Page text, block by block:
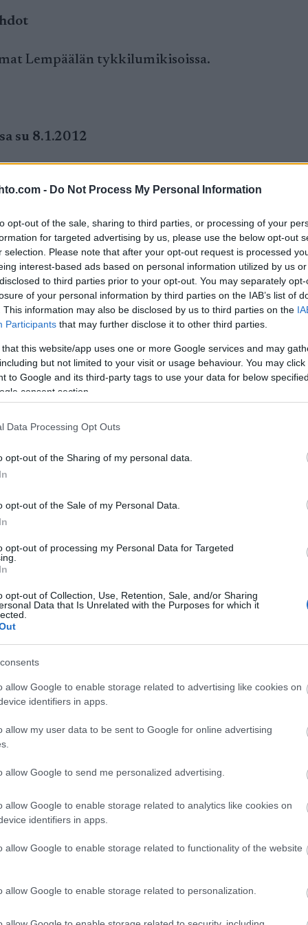
- Do Not Process My Personal Information
opt-out of the sale, sharing to third parties, or processing of your
for targeted advertising by us, please use the below opt-out
selection. Please note that after your opt-out request is processed
interest-based ads based on personal information utilized by us
to third parties prior to your opt-out. You may separately
of your personal information by third parties on the IAB’s list of
This information may also be disclosed by us to third parties on the
Participants that may further disclose it to other third parties.
that this website/app uses one or more Google services and may
but not limited to your visit or usage behaviour. You may
to Google and its third-party tags to use your data for below
consent section.
Data Processing Opt Outs
opt-out of the Sharing of my personal data.
opt-out of the Sale of my Personal Data.
opt-out of processing my Personal Data for Targeted
opt-out of Collection, Use, Retention, Sale, and/or Sharing
Data that Is Unrelated with the Purposes for which it
allow Google to enable storage related to advertising like cookies on
identifiers in apps.
allow my user data to be sent to Google for online advertising
allow Google to send me personalized advertising.
allow Google to enable storage related to analytics like cookies on
identifiers in apps.
allow Google to enable storage related to functionality of the website
allow Google to enable storage related to personalization.
Lempäälän tykkilumikisoissa.
su 8.1.2012
hiihtojen miesten vapaan hiihtotavan 12
Lähdemäki otti samalla revanssin Keuruun
sekuntia hävinneenä.
oli toinen.
maakuntaviestissä. Ensimmäisen kierroksen
kymmenen sekuntia perässä, Lähdemäki
kierroksella eroa tuli jo hänen hyväksi.
Urheilijoiden Anne Mäkinen.Huiman
lauantaina sprinttikisat ja sunnuntaina
ja Lasse Paakkonen ja sunnuntain
ja Tero Similä.
Vieremän Koitto 15.59,4, 2) Maria
Leppävirran Viri –16,3, 4) Jenni Raivio
–33,9, 6) Ann-Mary Ähtävä Team
2) Anssi Pentsinen Jämsänkosken Ilves
) Niklas Colliander Vantaan Hiihtoseura
Lasse Paakkonen Oulun Hiihtoseura –39,1.